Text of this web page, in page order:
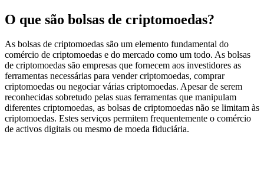
O que são bolsas de criptomoedas?
As bolsas de criptomoedas são um elemento fundamental do
comércio de criptomoedas e do mercado como um todo. As bolsas
de criptomoedas são empresas que fornecem aos investidores as
ferramentas necessárias para vender criptomoedas, comprar
criptomoedas ou negociar várias criptomoedas. Apesar de serem
reconhecidas sobretudo pelas suas ferramentas que manipulam
diferentes criptomoedas, as bolsas de criptomoedas não se limitam às
criptomoedas. Estes serviços permitem frequentemente o comércio
de activos digitais ou mesmo de moeda fiduciária.